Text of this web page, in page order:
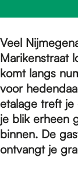
Veel
Marikenstraat
komt langs
voor
etalage treft
je blik erheen
binnen. De
ontvangt je